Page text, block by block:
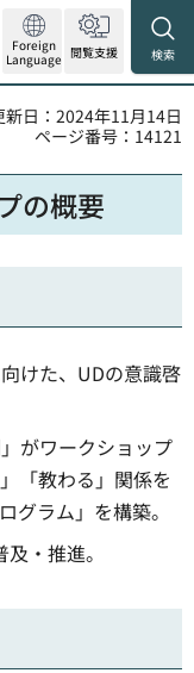
Foreign
Language 閲覧支援 検索
新日：2024年11月14日
ページ番号：14121
の概要
けた、UDの意識啓
がワークショップ
「教わる」関係を
グラム」を構築。
・推進。